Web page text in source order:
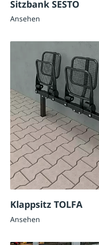
Sitzbank SESTO
Ansehen
Klappsitz TOLFA
Ansehen